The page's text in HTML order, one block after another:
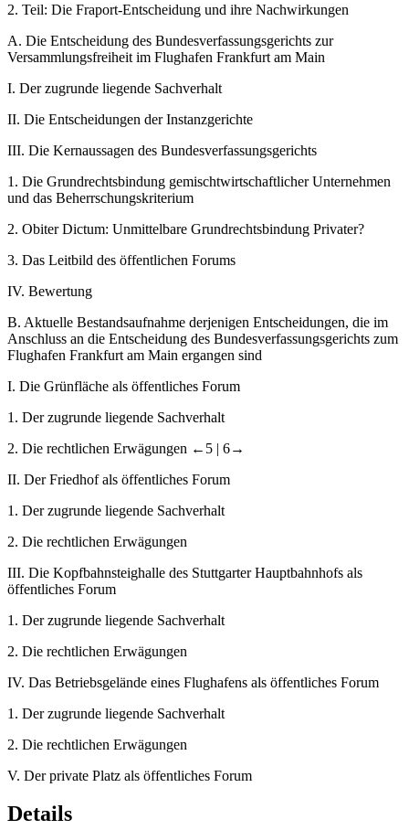
2. Teil: Die Fraport-Entscheidung und ihre Nachwirkungen
A. Die Entscheidung des Bundesverfassungsgerichts zur
Versammlungsfreiheit im Flughafen Frankfurt am Main
I. Der zugrunde liegende Sachverhalt
II. Die Entscheidungen der Instanzgerichte
III. Die Kernaussagen des Bundesverfassungsgerichts
1. Die Grundrechtsbindung gemischtwirtschaftlicher Unternehmen
und das Beherrschungskriterium
2. Obiter Dictum: Unmittelbare Grundrechtsbindung Privater?
3. Das Leitbild des öffentlichen Forums
IV. Bewertung
B. Aktuelle Bestandsaufnahme derjenigen Entscheidungen, die im
Anschluss an die Entscheidung des Bundesverfassungsgerichts zum
Flughafen Frankfurt am Main ergangen sind
I. Die Grünfläche als öffentliches Forum
1. Der zugrunde liegende Sachverhalt
2. Die rechtlichen Erwägungen ←5 | 6→
II. Der Friedhof als öffentliches Forum
1. Der zugrunde liegende Sachverhalt
2. Die rechtlichen Erwägungen
III. Die Kopfbahnsteighalle des Stuttgarter Hauptbahnhofs als
öffentliches Forum
1. Der zugrunde liegende Sachverhalt
2. Die rechtlichen Erwägungen
IV. Das Betriebsgelände eines Flughafens als öffentliches Forum
1. Der zugrunde liegende Sachverhalt
2. Die rechtlichen Erwägungen
V. Der private Platz als öffentliches Forum
Details